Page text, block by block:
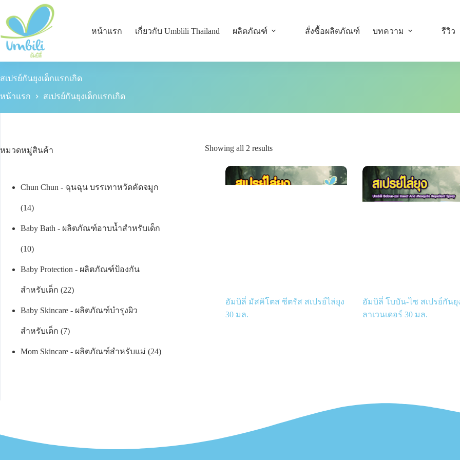
หน้าแรก เกี่ยวกับ Umblili Thailand ผลิตภัณฑ์ สั่งซื้อผลิตภัณฑ์ บทความ รีวิว
สเปรย์กันยุงเด็กแรกเกิด
หน้าแรก สเปรย์กันยุงเด็กแรกเกิด
Showing all 2 results
อัมบิลี่ มัสคิโตส ซีตรัส สเปรย์ไล่ยุง
30 มล.
อัมบิลี่ โบบัน-ไซ สเปรย์กันยุ
ลาเวนเดอร์ 30 มล.
หมวดหมู่สินค้า
Chun Chun - ฉุนฉุน บรรเทาหวัดคัดจมูก
14
Baby Bath - ผลิตภัณฑ์อาบน้ำสำหรับเด็ก
10
Baby Protection - ผลิตภัณฑ์ป้องกัน
สำหรับเด็ก 22
Baby Skincare - ผลิตภัณฑ์บำรุงผิว
สำหรับเด็ก 7
Mom Skincare - ผลิตภัณฑ์สำหรับแม่ 24